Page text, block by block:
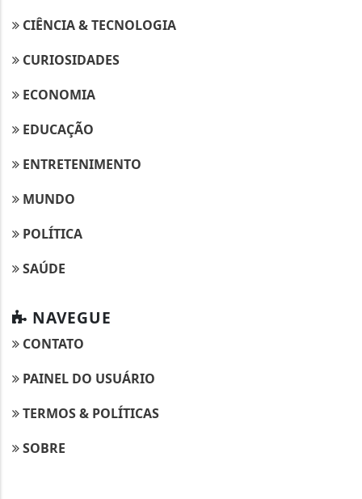
CIÊNCIA & TECNOLOGIA
CURIOSIDADES
ECONOMIA
EDUCAÇÃO
ENTRETENIMENTO
MUNDO
POLÍTICA
SAÚDE
NAVEGUE
CONTATO
PAINEL DO USUÁRIO
TERMOS & POLÍTICAS
SOBRE